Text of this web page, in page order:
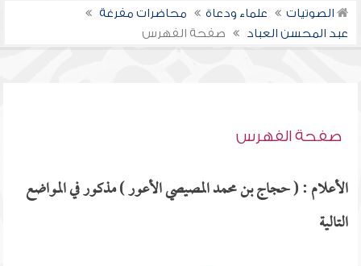
الصوتيات علماء ودعاة
محاضرات مفرغة
عبد المحسن العباد
صفحة الفهرس
صفحة الفهرس
الأعلام : ( حجاج بن محمد المصيصي الأعور ) مذكور في المواضع
التالية